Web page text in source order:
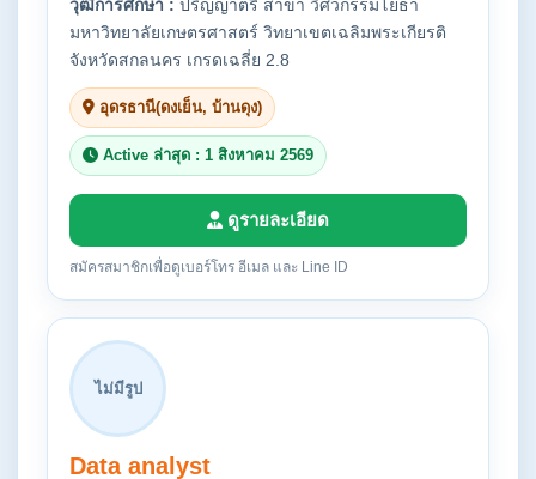
วุฒิการศึกษา : ปริญญาตรี สาขา วิศวกรรมโยธา
มหาวิทยาลัยเกษตรศาสตร์ วิทยาเขตเฉลิมพระเกียรติ
จังหวัดสกลนคร เกรดเฉลี่ย 2.8
อุดรธานี(ดงเย็น, บ้านดุง)
Active ล่าสุด : 1 สิงหาคม 2569
ดูรายละเอียด
สมัครสมาชิกเพื่อดูเบอร์โทร อีเมล และ Line ID
ไม่มีรูป
Data analyst